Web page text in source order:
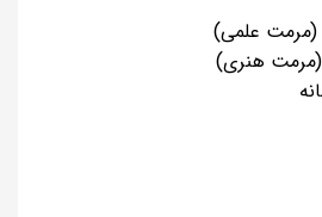
(مرمت علمی)
(مرمت هنری)